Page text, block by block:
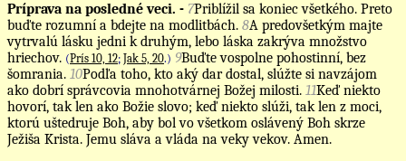
Príprava na posledné veci. - 7Priblížil sa koniec všetkého. Preto
buďte rozumní a bdejte na modlitbách. 8A predovšetkým majte
vytrvalú lásku jedni k druhým, lebo láska zakrýva množstvo
hriechov. (Prís 10, 12; Jak 5, 20.) 9Buďte vospolne pohostinní, bez
šomrania. 10Podľa toho, kto aký dar dostal, slúžte si navzájom
ako dobrí správcovia mnohotvárnej Božej milosti. 11Keď niekto
hovorí, tak len ako Božie slovo; keď niekto slúži, tak len z moci,
ktorú uštedruje Boh, aby bol vo všetkom oslávený Boh skrze
Ježiša Krista. Jemu sláva a vláda na veky vekov. Amen.